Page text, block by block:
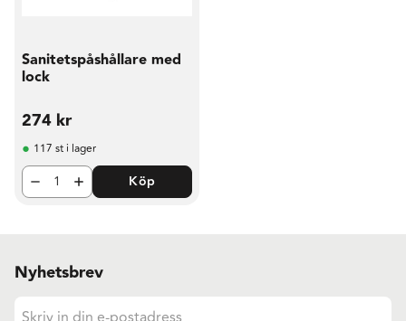
Sanitetspåshållare med
lock
274 kr
117 st i lager
Köp
Nyhetsbrev